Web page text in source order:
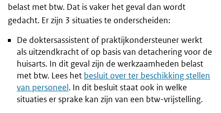
belast met btw. Dat is vaker het geval dan wordt
gedacht. Er zijn 3 situaties te onderscheiden:
De doktersassistent of praktijkondersteuner werkt
als uitzendkracht of op basis van detachering voor de
huisarts. In dit geval zijn de werkzaamheden belast
met btw. Lees het besluit over ter beschikking stellen
van personeel. In dit besluit staat ook in welke
situaties er sprake kan zijn van een btw-vrijstelling.